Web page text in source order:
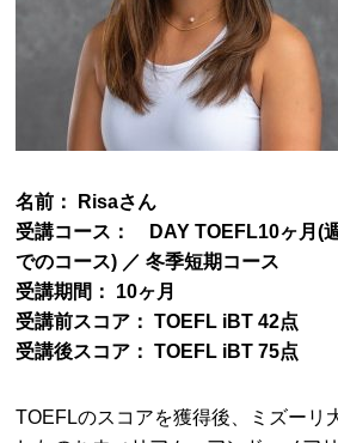
名前： Risaさん
受講コース： DAY TOEFL10ヶ月(
でのコース) ／ 冬季短期コース
受講期間： 10ヶ月
受講前スコア： TOEFL iBT 42点
受講後スコア： TOEFL iBT 75点
TOEFLのスコアを獲得後、ミズーリ